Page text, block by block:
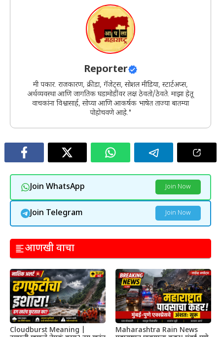
Reporter
मी पत्रकार. राजकारण, क्रीडा, गॅजेट्स, सोशल मीडिया, स्टार्टअप्स,
अर्थव्यवस्था आणि जागतिक घडामोडींवर लक्ष ठेवतो/ठेवते. माझा हेतू
वाचकांना विश्वासार्ह, सोप्या आणि आकर्षक भाषेत ताज्या बातम्या
पोहोचवणे आहे."
Join WhatsApp Join Now
Join Telegram Join Now
आणखी वाचा
Cloudburst Meaning |
Maharashtra Rain News